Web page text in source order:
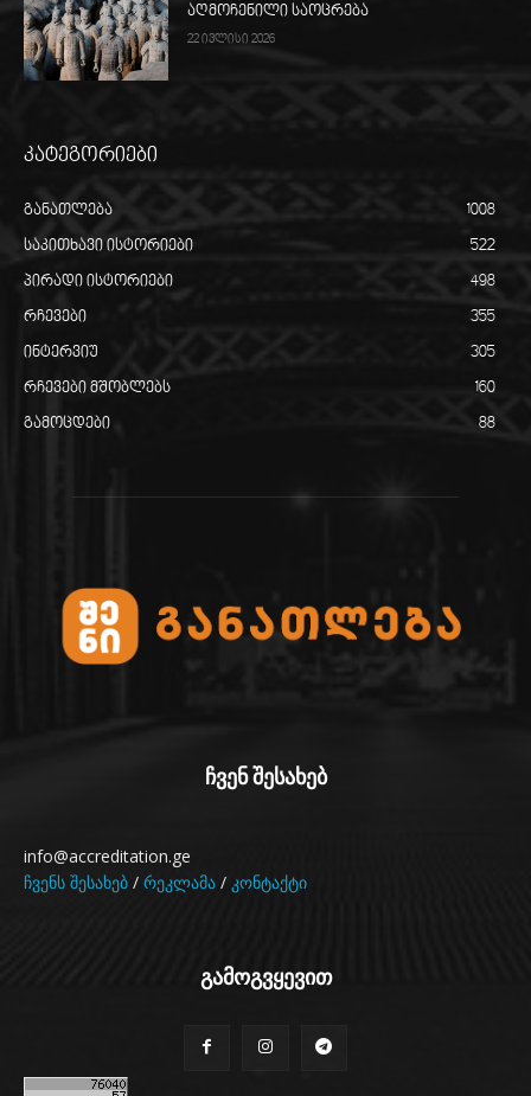
აღმოჩენილი საოცრება
22 ივლისი 2026
კატეგორიები
განათლება 1008
საკითხავი ისტორიები 522
პირადი ისტორიები 498
რჩევები 355
ინტერვიუ 305
რჩევები მშობლებს 160
გამოცდები 88
ჩვენ შესახებ
info@accreditation.ge
ჩვენს შესახებ / რეკლამა / კონტაქტი
გამოგვყევით